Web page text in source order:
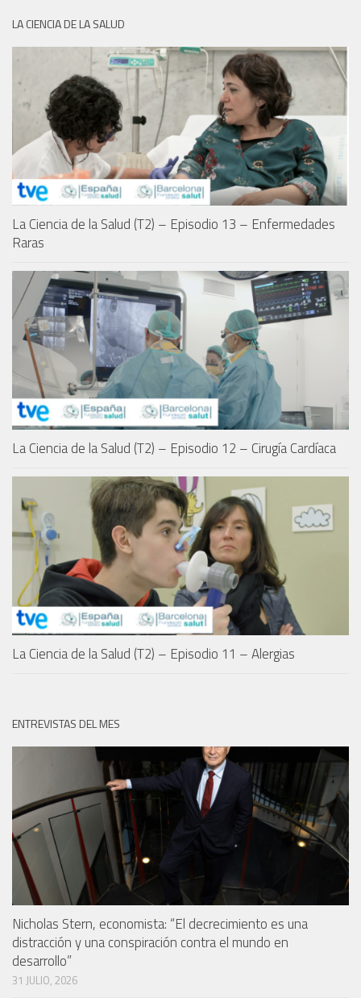
LA CIENCIA DE LA SALUD
La Ciencia de la Salud (T2) – Episodio 13 – Enfermedades
Raras
La Ciencia de la Salud (T2) – Episodio 12 – Cirugía Cardíaca
La Ciencia de la Salud (T2) – Episodio 11 – Alergias
ENTREVISTAS DEL MES
Nicholas Stern, economista: “El decrecimiento es una
distracción y una conspiración contra el mundo en
desarrollo”
31 JULIO, 2026